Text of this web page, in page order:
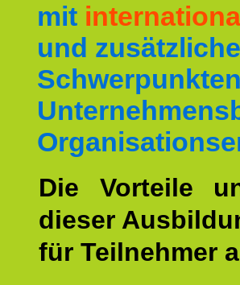
mit
und
Die Vorteile
dieser
für Teilnehmer